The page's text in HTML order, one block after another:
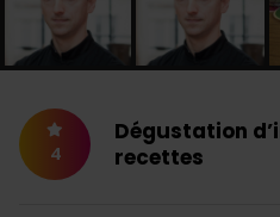
4
Dégustation
recettes